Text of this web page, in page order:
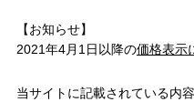
【お知らせ】
2021年4月1日以降の価格表示
当サイトに記載されている内